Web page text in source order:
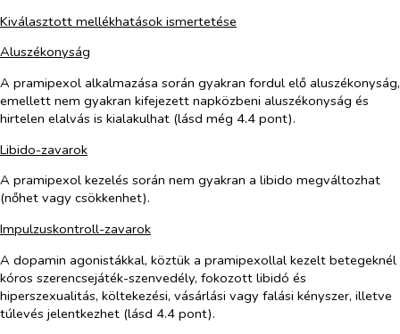
Kiválasztott mellékhatások ismertetése
Aluszékonyság
A pramipexol alkalmazása során gyakran fordul elő aluszékonyság,
emellett nem gyakran kifejezett napközbeni aluszékonyság és
hirtelen elalvás is kialakulhat (lásd még 4.4 pont).
Libido-zavarok
A pramipexol kezelés során nem gyakran a libido megváltozhat
(nőhet vagy csökkenhet).
Impulzuskontroll-zavarok
A dopamin agonistákkal, köztük a pramipexollal kezelt betegeknél
kóros szerencsejáték-szenvedély, fokozott libidó és
hiperszexualitás, költekezési, vásárlási vagy falási kényszer, illetve
túlevés jelentkezhet (lásd 4.4 pont).